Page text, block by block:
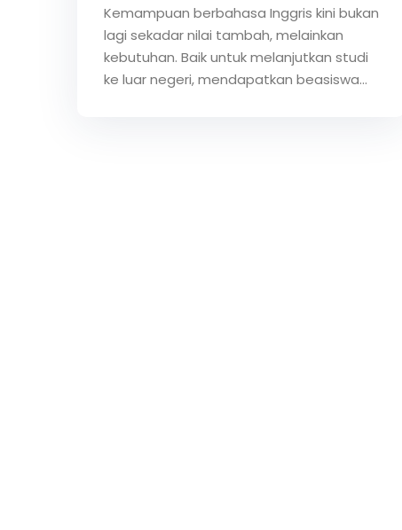
Kemampuan berbahasa Inggris kini bukan
lagi sekadar nilai tambah, melainkan
kebutuhan. Baik untuk melanjutkan studi
ke luar negeri, mendapatkan beasiswa…